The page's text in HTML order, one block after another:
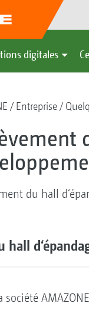
digitales
Entreprise
du hall
hall
société